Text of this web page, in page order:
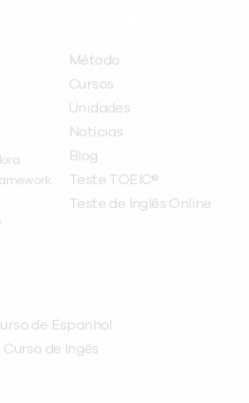
Método
Cursos
Unidades
Notícias
Blog
Teste TOEIC®
Teste de Inglês Online
de Espanhol
Curso de Ingês